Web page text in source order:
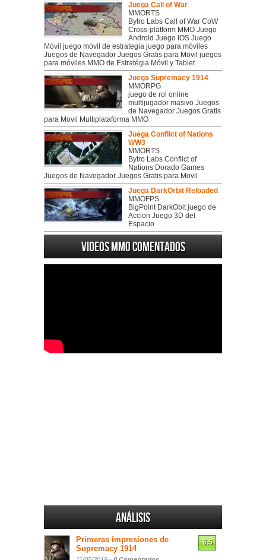
Juega Call of War
MMORTS
Bytro Labs Call of War CoW
Cross-platform MMO Juego
Android Juego IOS Juego
Móvil juego móvil de estrategia juego para móviles
Juegos de Navegador Juegos Gratis para Movil juegos
para móviles MMO de Estratégia Móvil y Tablet
Juega Supremacy 1914
MMORPG
juego de rol online
multijugador masivo Juegos
de Navegador Juegos Gratis
para Movil Multiplataforma MMO
Juega Conflict of Nations
WW3
MMORTS
Bytro Labs Conflict of
Nations Dorado Games
Juegos de Navegador Juegos Gratis para Movil
Juega DarkOrbit Reloaded
MMOFPS
BigPoint DarkObit juego de
Accion Juego 3D del
Espacio
Videos MMO Comentados
Análisis
Primeras impresiones de
Supremacy 1914
6.5